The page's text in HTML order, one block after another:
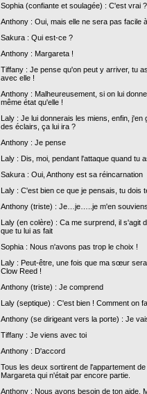
Sophia (confiante et soulagée) : C'est vrai ?
Anthony : Oui, mais elle ne sera pas facile
Sakura : Qui est-ce ?
Anthony : Margareta !
Tiffany : Je pense qu'on peut y arriver, tu
avec elle !
Anthony : Malheureusement, si on lui
même état qu'elle !
Laly : Je lui donnerais les miens, enfin,
des éclairs, ça lui ira ?
Anthony : Je pense
Laly : Dis, moi, pendant l'attaque quand tu
Sakura : Oui, Anthony est sa réincarnation
Laly : C'est bien ce que je pensais, tu dois
Anthony (triste) : Je…je…..je m'en
Laly (en colère) : Ca me surprend, il s'agit
que tu lui as fait
Sophia : Nous n'avons pas trop le choix !
Laly : Peut-être, une fois que ma sœur
Clow Reed !
Anthony (triste) : Je comprend
Laly (septique) : C'est bien ! Comment on
Anthony (se dirigeant vers la porte) : Je
Tiffany : Je viens avec toi
Anthony : D'accord
Tous les deux sortirent de l'appartement
Margareta qui n'était par encore partie.
Anthony : Nous avons besoin de ton aide,